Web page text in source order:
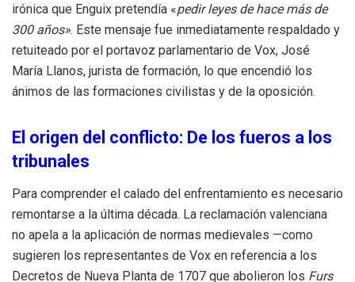
irónica que Enguix pretendía «pedir leyes de hace más de
300 años». Este mensaje fue inmediatamente respaldado y
retuiteado por el portavoz parlamentario de Vox, José
María Llanos, jurista de formación, lo que encendió los
ánimos de las formaciones civilistas y de la oposición.
El origen del conflicto: De los fueros a los
tribunales
Para comprender el calado del enfrentamiento es necesario
remontarse a la última década. La reclamación valenciana
no apela a la aplicación de normas medievales —como
sugieren los representantes de Vox en referencia a los
Decretos de Nueva Planta de 1707 que abolieron los Furs